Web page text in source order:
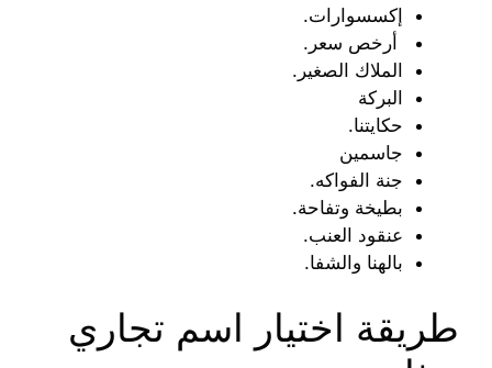
إكسسوارات.
أرخص سعر.
الملاك الصغير.
البركة
حكايتنا.
جاسمين
جنة الفواكه.
بطيخة وتفاحة.
عنقود العنب.
بالهنا والشفا.
طريقة اختيار اسم تجاري